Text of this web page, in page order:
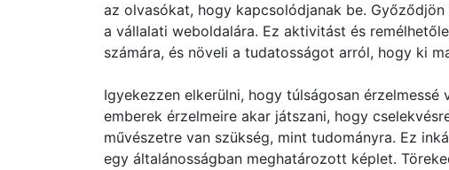
az olvasókat, hogy kapcsolódjanak be.
a vállalati weboldalára. Ez aktivitást és
számára, és növeli a tudatosságot arról, hogy ki
Igyekezzen elkerülni, hogy túlságosan
emberek érzelmeire akar játszani, hogy
művészetre van szükség, mint tudományra. Ez
egy általánosságban meghatározott képlet.